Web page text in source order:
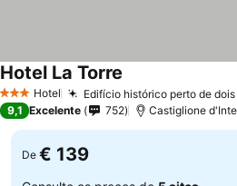
3 EstrelasHotel Edifício histórico perto de
Hotel La Torre
9,1 Excelente 752 Castiglione
De € 139